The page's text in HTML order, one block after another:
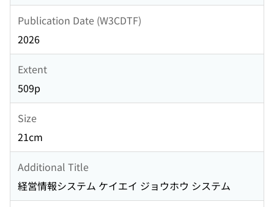
Publication Date (W3CDTF)
2026
Extent
509p
Size
21cm
Additional Title
経営情報システム ケイエイ ジョウホウ システム